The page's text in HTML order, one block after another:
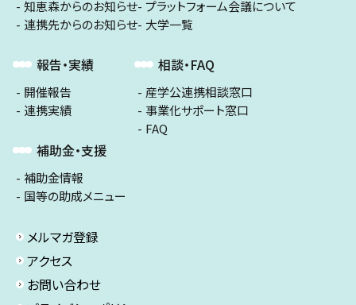
知恵森からのお知らせ
連携先からのお知らせ
報告・実績
開催報告
連携実績
補助金・支援
補助金情報
国等の助成メニュー
プラットフォーム会議について
大学一覧
相談・FAQ
産学公連携相談窓口
事業化サポート窓口
FAQ
メルマガ登録
アクセス
お問い合わせ